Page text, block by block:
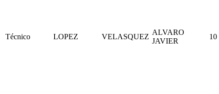
Técnico LOPEZ VELASQUEZ
ALVARO
JAVIER
10